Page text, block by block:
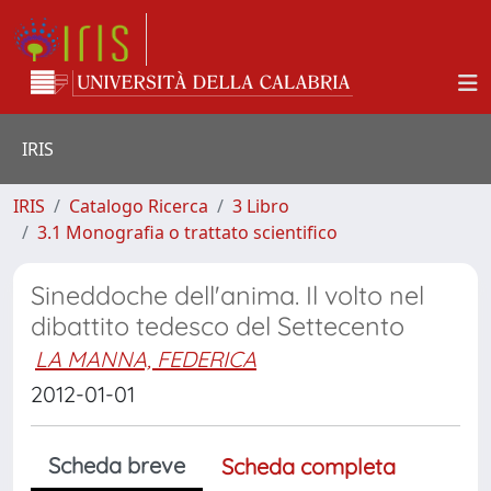
IRIS
IRIS Catalogo Ricerca
3 Libro
3.1 Monografia o trattato scientifico
Sineddoche dell'anima. Il volto nel
dibattito tedesco del Settecento
LA MANNA, FEDERICA
2012-01-01
Scheda breve Scheda completa